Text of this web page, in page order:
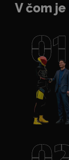
V čom je